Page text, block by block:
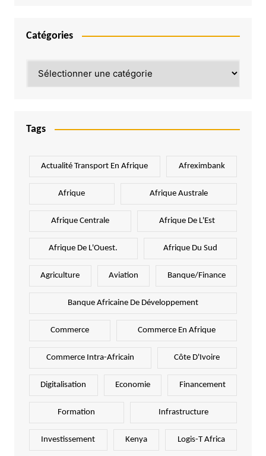
Catégories
Tags
Actualité Transport En Afrique Afreximbank
Afrique Afrique Australe
Afrique Centrale Afrique De L'Est
Afrique De L'Ouest. Afrique Du Sud
Agriculture Aviation Banque/Finance
Banque Africaine De Développement
Commerce Commerce En Afrique
Commerce Intra-Africain Côte D'Ivoire
Digitalisation Economie Financement
Formation Infrastructure
Investissement Kenya Logis-T Africa